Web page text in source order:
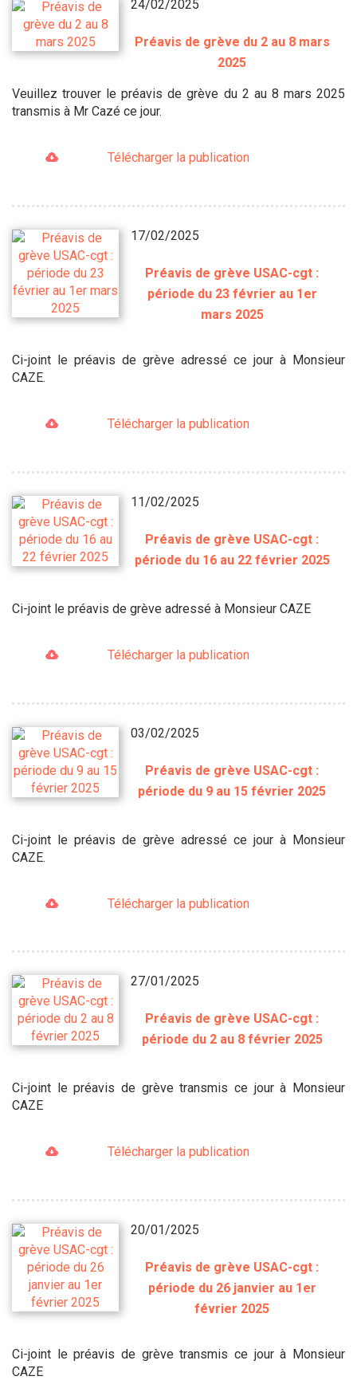
24/02/2025
Préavis de grève du 2 au 8 mars
2025
Veuillez trouver le préavis de grève du 2 au 8 mars 2025
transmis à Mr Cazé ce jour.
Télécharger la publication
17/02/2025
Préavis de grève USAC-cgt :
période du 23 février au 1er
mars 2025
Ci-joint le préavis de grève adressé ce jour à Monsieur
CAZE.
Télécharger la publication
11/02/2025
Préavis de grève USAC-cgt :
période du 16 au 22 février 2025
Ci-joint le préavis de grève adressé à Monsieur CAZE
Télécharger la publication
03/02/2025
Préavis de grève USAC-cgt :
période du 9 au 15 février 2025
Ci-joint le préavis de grève adressé ce jour à Monsieur
CAZE.
Télécharger la publication
27/01/2025
Préavis de grève USAC-cgt :
période du 2 au 8 février 2025
Ci-joint le préavis de grève transmis ce jour à Monsieur
CAZE
Télécharger la publication
20/01/2025
Préavis de grève USAC-cgt :
période du 26 janvier au 1er
février 2025
Ci-joint le préavis de grève transmis ce jour à Monsieur
CAZE